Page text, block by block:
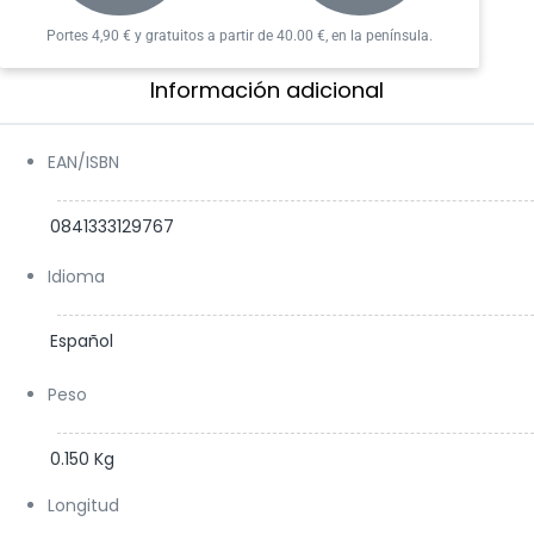
Winter Soldier
Portes 4,90 € y gratuitos a partir de 40.00 €, en la península.
Información adicional​
EAN/ISBN
0841333129767
Idioma
Español
Peso
0.150 Kg
Longitud